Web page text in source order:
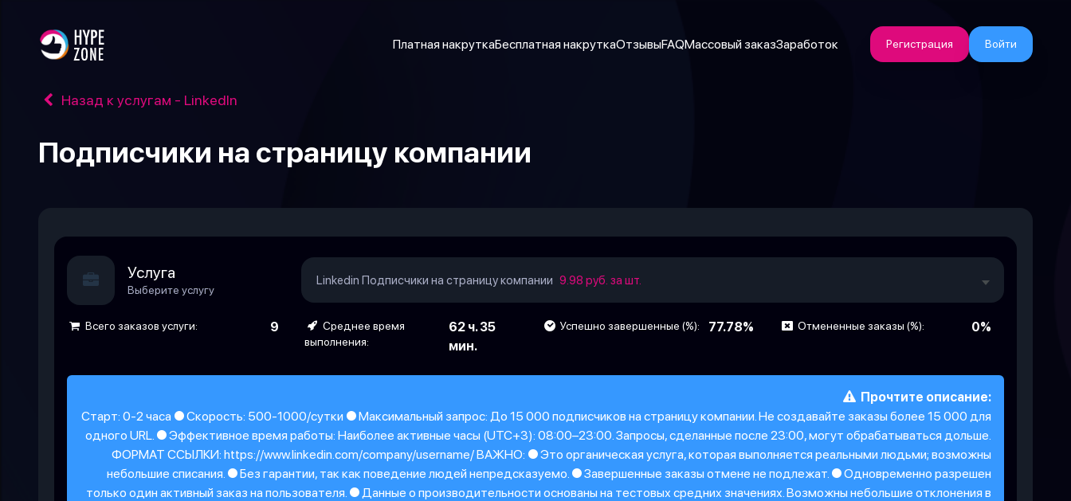
Платная накруткаБесплатная накруткаОтзывыFAQМассовый заказЗаработок Регистрация Войти
Назад к услугам - LinkedIn
Подписчики на страницу компании
Услуга
Выберите услугу
Linkedin Подписчики на страницу компании 9.98 руб. за шт.
Всего заказов услуги: 9
Среднее время
выполнения:
62 ч. 35
мин.
Успешно завершенные (%): 77.78% Отмененные заказы (%): 0%
Прочтите описание:
Старт: 0-2 часа ● Скорость: 500-1000/сутки ● Максимальный запрос: До 15 000 подписчиков на страницу компании. Не создавайте заказы более 15 000 для
одного URL. ● Эффективное время работы: Наиболее активные часы (UTC+3): 08:00–23:00. Запросы, сделанные после 23:00, могут обрабатываться дольше.
ФОРМАТ ССЫЛКИ: https://www.linkedin.com/company/username/ ВАЖНО: ● Это органическая услуга, которая выполняется реальными людьми; возможны
небольшие списания. ● Без гарантии, так как поведение людей непредсказуемо. ● Завершенные заказы отмене не подлежат. ● Одновременно разрешен
только один активный заказ на пользователя. ● Данные о производительности основаны на тестовых средних значениях. Возможны небольшие отклонения в